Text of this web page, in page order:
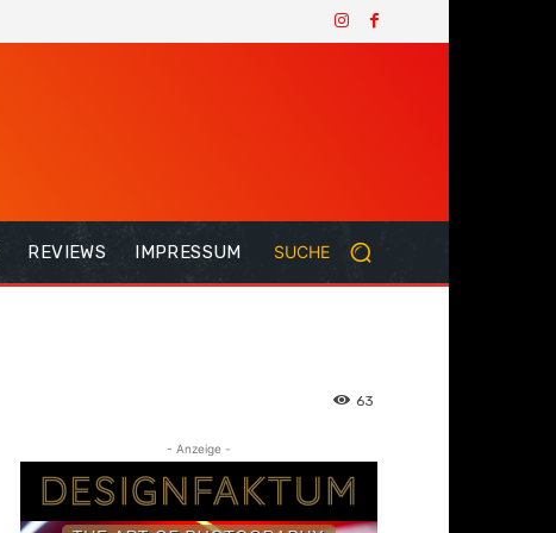
REVIEWS IMPRESSUM SUCHE
63
- Anzeige -